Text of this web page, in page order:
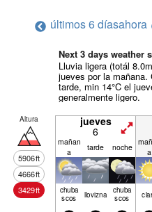
últimos 6 díasahora
Next 3 days weather
Lluvia ligera (totál
jueves por la mañana.
tarde, min 14°C el
generalmente ligero.
Altura
5906ft
4666ft
3429ft
jueves
6
mañan
a
tarde noche
a
chuba
scos llov­izna chuba
scos